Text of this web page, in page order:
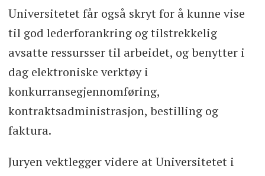
Universitetet får også skryt for å kunne vise
til god lederforankring og tilstrekkelig
avsatte ressursser til arbeidet, og benytter i
dag elektroniske verktøy i
konkurransegjennomføring,
kontraktsadministrasjon, bestilling og
faktura.
Juryen vektlegger videre at Universitetet i